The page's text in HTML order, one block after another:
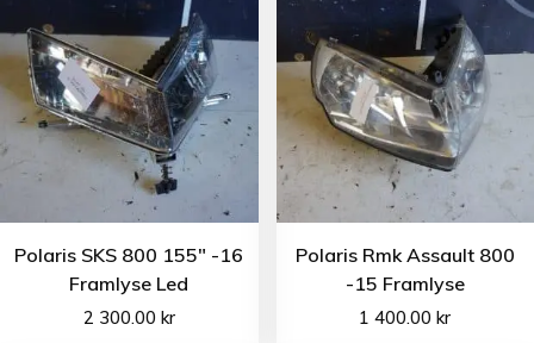
Polaris SKS 800 155″ -16
Framlyse Led
2 300.00 kr
Polaris Rmk Assault 800
-15 Framlyse
1 400.00kr